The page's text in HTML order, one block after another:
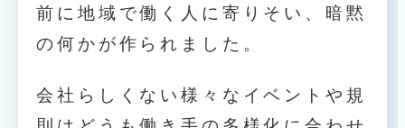
前に地域で働く人に寄りそい、暗黙
の何かが作られました。
会社らしくない様々なイベントや規